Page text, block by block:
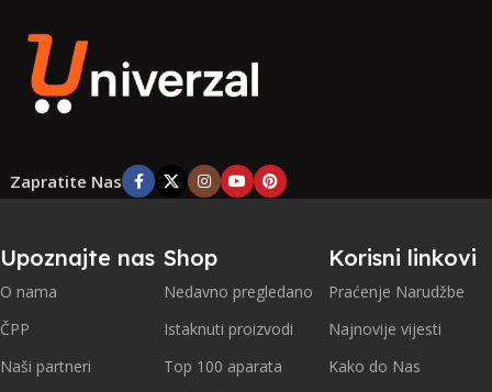
Zapratite Nas
Upoznajte nas
O nama
ČPP
Naši partneri
Shop
Nedavno pregledano
Istaknuti proizvodi
Top 100 aparata
Korisni linkovi
Praćenje Narudžbe
Najnovije vijesti
Kako do Nas